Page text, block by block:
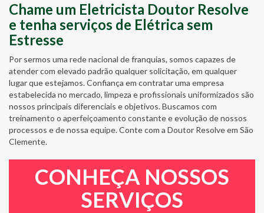
Chame um Eletricista Doutor Resolve
e tenha serviços de Elétrica sem
Estresse
Por sermos uma rede nacional de franquias, somos capazes de
atender com elevado padrão qualquer solicitação, em qualquer
lugar que estejamos. Confiança em contratar uma empresa
estabelecida no mercado, limpeza e profissionais uniformizados são
nossos principais diferenciais e objetivos. Buscamos com
treinamento o aperfeiçoamento constante e evolução de nossos
processos e de nossa equipe. Conte com a Doutor Resolve em São
Clemente.
CONHEÇA NOSSOS
SERVIÇOS